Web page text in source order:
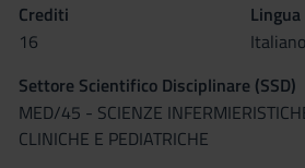
Crediti
16
Italiano
Settore Scientifico Disciplinare (SSD)
MED/45 - SCIENZE
CLINICHE E PEDIATRICHE